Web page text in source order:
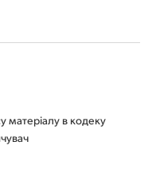
матеріалу в кодеку